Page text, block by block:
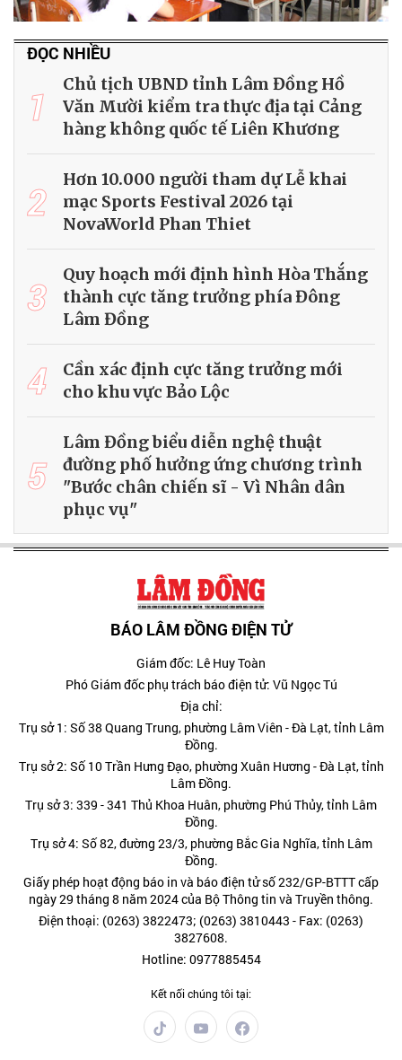
ĐỌC NHIỀU
1
Chủ tịch UBND tỉnh Lâm Đồng Hồ
Văn Mười kiểm tra thực địa tại Cảng
hàng không quốc tế Liên Khương
2
Hơn 10.000 người tham dự Lễ khai
mạc Sports Festival 2026 tại
NovaWorld Phan Thiet
3
Quy hoạch mới định hình Hòa Thắng
thành cực tăng trưởng phía Đông
Lâm Đồng
4
Cần xác định cực tăng trưởng mới
cho khu vực Bảo Lộc
5
Lâm Đồng biểu diễn nghệ thuật
đường phố hưởng ứng chương trình
"Bước chân chiến sĩ - Vì Nhân dân
phục vụ"
BÁO LÂM ĐỒNG ĐIỆN TỬ
Giám đốc: Lê Huy Toàn
Phó Giám đốc phụ trách báo điện tử: Vũ Ngọc Tú
Địa chỉ:
Trụ sở 1: Số 38 Quang Trung, phường Lâm Viên - Đà Lạt, tỉnh Lâm
Đồng.
Trụ sở 2: Số 10 Trần Hưng Đạo, phường Xuân Hương - Đà Lạt, tỉnh
Lâm Đồng.
Trụ sở 3: 339 - 341 Thủ Khoa Huân, phường Phú Thủy, tỉnh Lâm
Đồng.
Trụ sở 4: Số 82, đường 23/3, phường Bắc Gia Nghĩa, tỉnh Lâm
Đồng.
Giấy phép hoạt động báo in và báo điện tử số 232/GP-BTTT cấp
ngày 29 tháng 8 năm 2024 của Bộ Thông tin và Truyền thông.
Điện thoại: (0263) 3822473; (0263) 3810443 - Fax: (0263)
3827608.
Hotline: 0977885454
Kết nối chúng tôi tại: